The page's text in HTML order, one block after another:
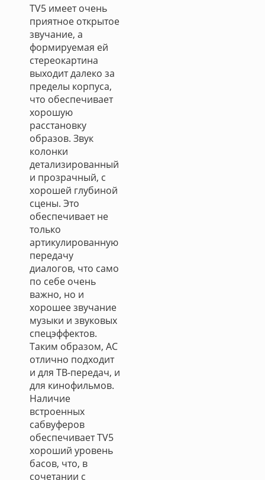
TV5 имеет очень
приятное открытое
звучание, а
формируемая ей
стереокартина
выходит далеко за
пределы корпуса,
что обеспечивает
хорошую
расстановку
образов. Звук
колонки
детализированный
и прозрачный, с
хорошей глубиной
сцены. Это
обеспечивает не
только
артикулированную
передачу
диалогов, что само
по себе очень
важно, но и
хорошее звучание
музыки и звуковых
спецэффектов.
Таким образом, АС
отлично подходит
и для ТВ-передач, и
для кинофильмов.
Наличие
встроенных
сабвуферов
обеспечивает TV5
хороший уровень
басов, что, в
сочетании с